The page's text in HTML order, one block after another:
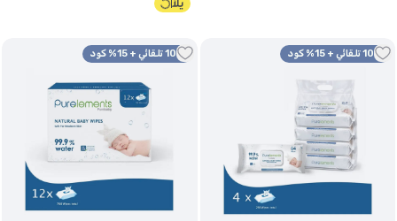
لون أبيض
10% تلقائي + 15% كود 10% تلقائي + 15% كود